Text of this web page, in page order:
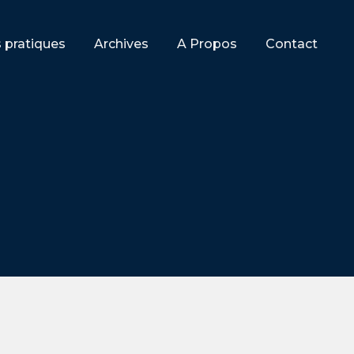
pratiques Archives A Propos Contact